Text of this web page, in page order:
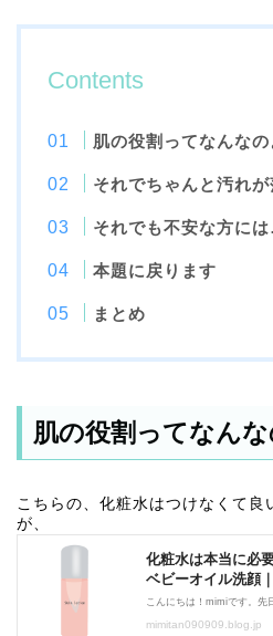
Contents
肌の役割ってなんなの
それでちゃんと汚れ
それでも不安な方に
本題に戻ります
まとめ
肌の役割ってなんな
こちらの、化粧水はつけなくて良
が、